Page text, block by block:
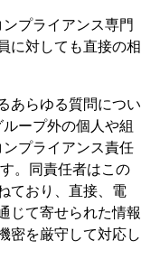
プライアンス専門
に対しても直接の相
あらゆる質問につい
ープ外の個人や組
プライアンス責任
。同責任者はこの
ており、直接、電
じて寄せられた情報
密を厳守して対応し